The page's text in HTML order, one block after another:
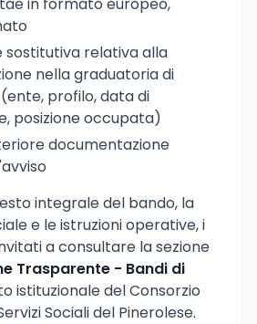
in formato europeo,
sostitutiva relativa alla
nella graduatoria di
profilo, data di
posizione occupata)
documentazione
integrale del bando, la
e le istruzioni operative, i
a consultare la sezione
Trasparente - Bandi di
istituzionale del Consorzio
Sociali del Pinerolese.